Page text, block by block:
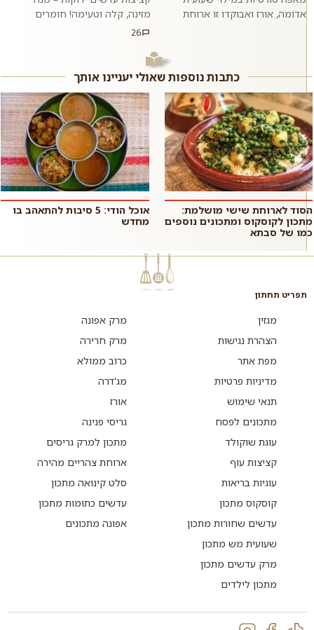
אדומה, אורז ואבוקדו זו ארוחת
מזינה, קלה וטעימה! חומרים
לטעם. קציצו...
26
כתבות נוספות שאולי יעניינו אותך
הסוד לארוחת שישי מושלמת:
מתכון לקוסקוס ומתכונים נוספים
כמו של סבתא
אוכל הודי: 5 סיבות להתאהב בו
מחדש
תפריט תחתון
מגזין
הצהרת נגישות
מפת אתר
מדיניות פרטיות
תנאי שימוש
מתכונים לפסח
עוגת שוקולד
קציצות עוף
עוגיות בריאות
קוסקוס מתכון
עדשים שחורות מתכון
שעועית מש מתכון
מרק עדשים מתכון
מתכון לילדים
מרק אפונה
מרק חרירה
כרוב ממולא
מג'דרה
אורז
גריסי פנינה
מתכון למרק גריסים
ארוחת צהריים מהירה
סלט קינואה מתכון
עדשים כתומות מתכון
אפונה מתכונים